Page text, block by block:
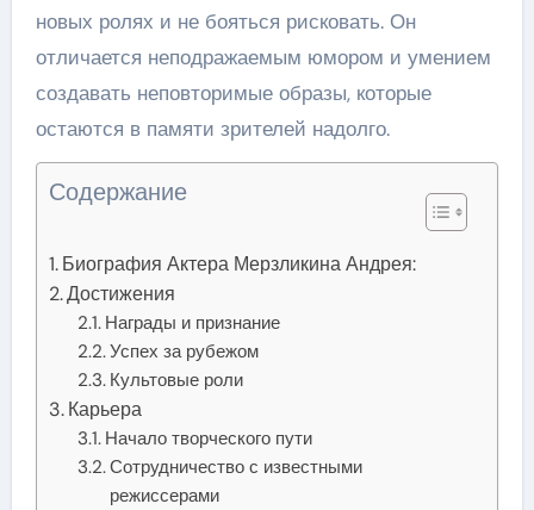
новых ролях и не бояться рисковать. Он
отличается неподражаемым юмором и умением
создавать неповторимые образы, которые
остаются в памяти зрителей надолго.
Содержание
Биография Актера Мерзликина Андрея:
Достижения
Награды и признание
Успех за рубежом
Культовые роли
Карьера
Начало творческого пути
Сотрудничество с известными
режиссерами